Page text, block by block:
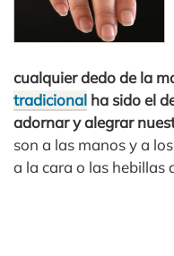
cualquier dedo de la
tradicional ha sido el
adornar y alegrar
son a las manos y a
a la cara o las hebillas